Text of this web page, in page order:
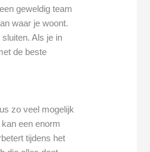
geweldig team
waar je woont.
Als je in
de beste
zo veel mogelijk
een enorm
tijdens het